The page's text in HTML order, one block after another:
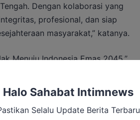
Dengan kolaborasi yang
profesional, dan siap
masyarakat,” katanya.
Menuju Indonesia Emas 2045,”
berbagai kebijakan di
implementasinya
Tengah.
Halo Sahabat Intimnews
Selalu Update Berita Terbaru